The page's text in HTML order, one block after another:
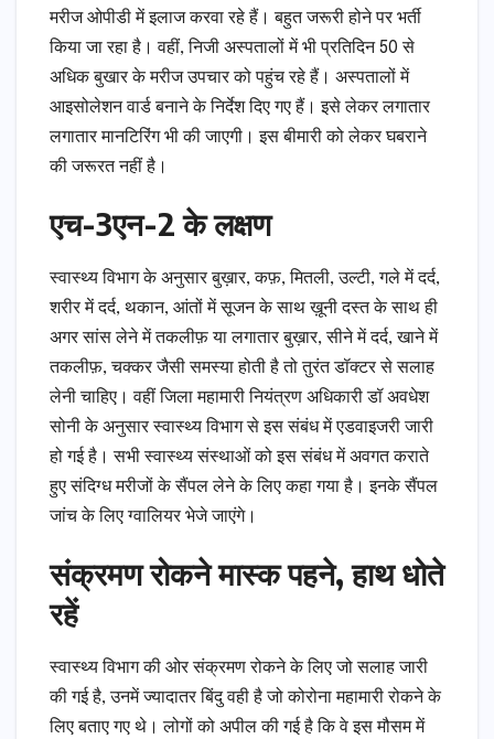
मरीज ओपीडी में इलाज करवा रहे हैं। बहुत जरूरी होने पर भर्ती
किया जा रहा है। वहीं, निजी अस्पतालों में भी प्रतिदिन 50 से
अधिक बुखार के मरीज उपचार को पहुंच रहे हैं। अस्पतालों में
आइसोलेशन वार्ड बनाने के निर्देश दिए गए हैं। इसे लेकर लगातार
लगातार मानटिरिंग भी की जाएगी। इस बीमारी को लेकर घबराने
की जरूरत नहीं है।
एच-3एन-2 के लक्षण
स्वास्थ्य विभाग के अनुसार बुख़ार, कफ़, मितली, उल्टी, गले में दर्द,
शरीर में दर्द, थकान, आंतों में सूजन के साथ ख़ूनी दस्त के साथ ही
अगर सांस लेने में तकलीफ़ या लगातार बुख़ार, सीने में दर्द, खाने में
तकलीफ़, चक्कर जैसी समस्या होती है तो तुरंत डॉक्टर से सलाह
लेनी चाहिए। वहीं जिला महामारी नियंत्रण अधिकारी डॉ अवधेश
सोनी के अनुसार स्वास्थ्य विभाग से इस संबंध में एडवाइजरी जारी
हो गई है। सभी स्वास्थ्य संस्थाओं को इस संबंध में अवगत कराते
हुए संदिग्ध मरीजों के सैंपल लेने के लिए कहा गया है। इनके सैंपल
जांच के लिए ग्वालियर भेजे जाएंगे।
संक्रमण रोकने मास्क पहने, हाथ धोते
रहें
स्वास्थ्य विभाग की ओर संक्रमण रोकने के लिए जो सलाह जारी
की गई है, उनमें ज्यादातर बिंदु वही है जो कोरोना महामारी रोकने के
लिए बताए गए थे। लोगों को अपील की गई है कि वे इस मौसम में